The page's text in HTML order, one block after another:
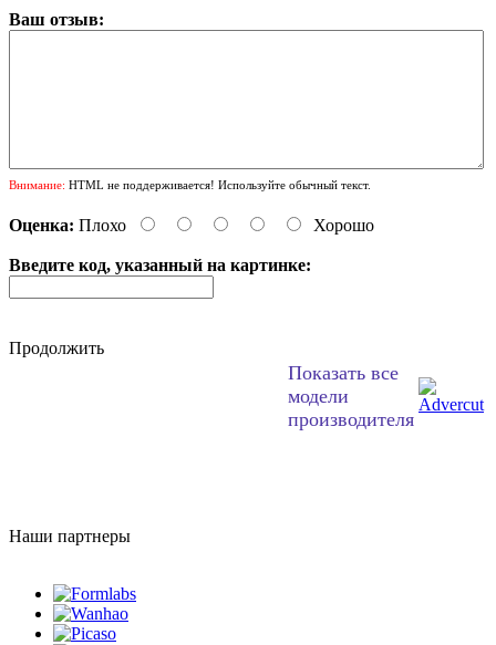
Ваш отзыв:
Внимание: HTML не поддерживается! Используйте обычный текст.
Оценка: Плохо Хорошо
Введите код, указанный на картинке:
Продолжить
Показать все
модели
производителя
Наши партнеры